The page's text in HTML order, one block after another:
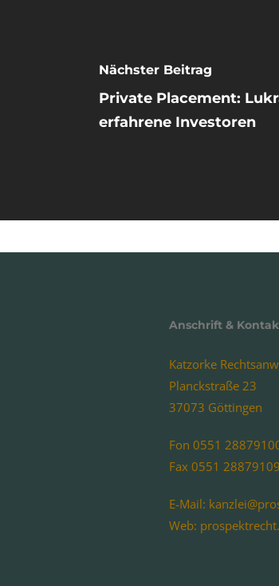
Nächster Beitrag
Private Placement:
erfahrene Investoren
Anschrift &
Katzorke
Planckstraße 23
37073 Göttingen
Fon 0551
Fax 0551 28879109
E-Mail:
Web: